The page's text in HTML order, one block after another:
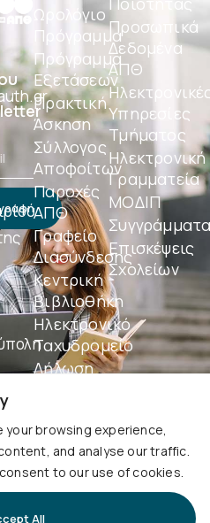
browsing experience,
and analyse our traffic.
to our use of cookies.
All
Ωρολόγιο
Πρόγραμμα
Πρόγραμμα
Εξετάσεων
Πρακτική
Άσκηση
Σύλλογος
Αποφοίτων
Παροχές
ΑΠΘ
Γραφείο
Διασύνδεσης
Κεντρική
Βιβλιοθήκη
Ηλεκτρονικό
Ταχυδρομείο
Δήλωση
Προσωπικά
Δεδομένα
ΑΠΘ
Υπηρεσίες
Τμήματος
Ηλεκτρονική
Γραμματεία
ΜΟΔΙΠ
Επισκέψεις
Σχολείων